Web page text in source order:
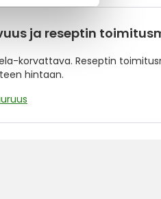
ja reseptin
korvattava. Reseptin
hintaan.